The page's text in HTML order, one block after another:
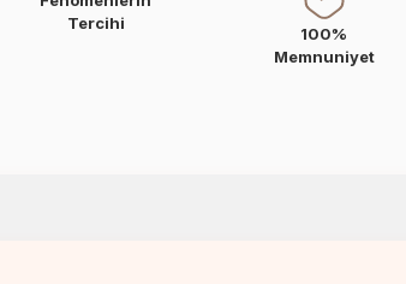
Tercihi
100%
Memnuniyet